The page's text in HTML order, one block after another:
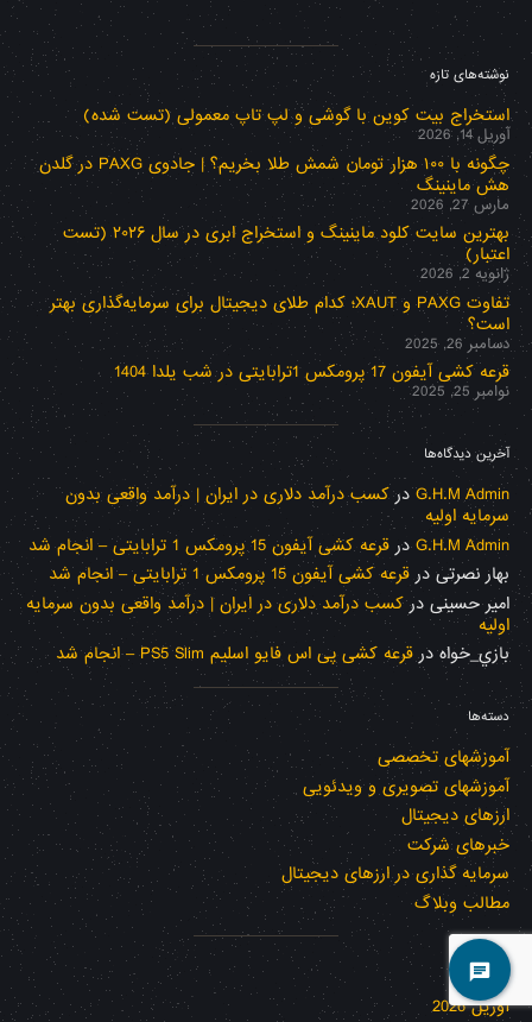
نوشته‌های تازه
استخراج بیت کوین با گوشی و لپ تاپ معمولی (تست شده)
آوریل 14, 2026
چگونه با ۱۰۰ هزار تومان شمش طلا بخریم؟ | جادوی PAXG در گلدن
هش ماینینگ
مارس 27, 2026
بهترین سایت کلود ماینینگ و استخراج ابری در سال ۲۰۲۶ (تست
اعتبار)
ژانویه 2, 2026
تفاوت PAXG و XAUT؛ کدام طلای دیجیتال برای سرمایه‌گذاری بهتر
است؟
دسامبر 26, 2025
قرعه کشی آیفون 17 پرومکس 1ترابایتی در شب یلدا 1404
نوامبر 25, 2025
آخرین دیدگاه‌ها
G.H.M Adminدرکسب درآمد دلاری در ایران | درآمد واقعی بدون
سرمایه اولیه
G.H.M Adminدرقرعه کشی آیفون 15 پرومکس 1 ترابایتی – انجام شد
بهار نصرتی درقرعه کشی آیفون 15 پرومکس 1 ترابایتی – انجام شد
امیر حسینی درکسب درآمد دلاری در ایران | درآمد واقعی بدون سرمایه
اولیه
بازي_خواهدرقرعه کشی پی اس فایو اسلیم PS5 Slim – انجام شد
دسته‌ها
آموزشهای تخصصی
آموزشهای تصویری و ویدئویی
ارزهای دیجیتال
خبرهای شرکت
سرمایه گذاری در ارزهای دیجیتال
مطالب وبلاگ
بایگانی‌ها
آوریل 2026